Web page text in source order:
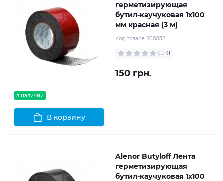
в наличии
герметизирующая
бутил-каучуковая 1х100
мм красная (3 м)
Код товара: 108032
0
150 грн.
В корзину
Alenor Butyloff Лента
герметизирующая
бутил-каучуковая 1х100